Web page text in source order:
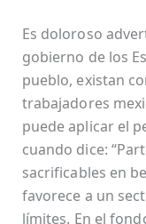
Es doloroso
gobierno de los
pueblo, existan
trabajadores
puede aplicar el
cuando dice:
sacrificables en
favorece a un
límites. En el